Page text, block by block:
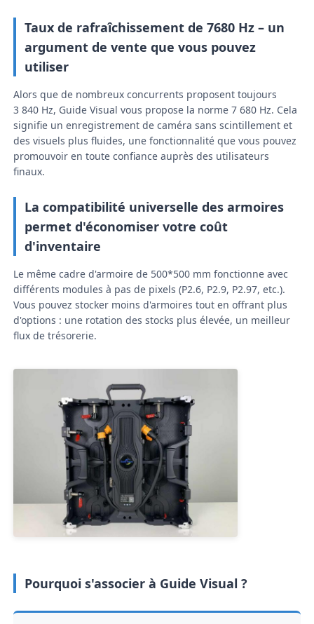
Écran LED SMD
Panneau d'affichage led extérieur
Taux de rafraîchissement de 7680 Hz – un
argument de vente que vous pouvez
utiliser
Alors que de nombreux concurrents proposent toujours
3 840 Hz, Guide Visual vous propose la norme 7 680 Hz. Cela
signifie un enregistrement de caméra sans scintillement et
des visuels plus fluides, une fonctionnalité que vous pouvez
promouvoir en toute confiance auprès des utilisateurs
finaux.
La compatibilité universelle des armoires
permet d'économiser votre coût
d'inventaire
Le même cadre d'armoire de 500*500 mm fonctionne avec
différents modules à pas de pixels (P2.6, P2.9, P2.97, etc.).
Vous pouvez stocker moins d'armoires tout en offrant plus
d'options : une rotation des stocks plus élevée, un meilleur
flux de trésorerie.
Pourquoi s'associer à Guide Visual ?